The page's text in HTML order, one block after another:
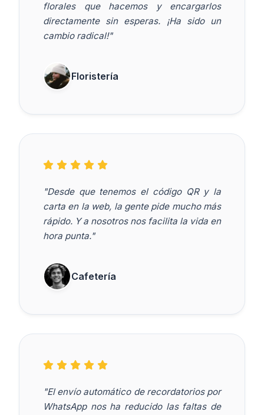
florales que hacemos y encargarlos
directamente sin esperas. ¡Ha sido un
cambio radical!"
Floristería
"Desde que tenemos el código QR y la
carta en la web, la gente pide mucho más
rápido. Y a nosotros nos facilita la vida en
hora punta."
Cafetería
"El envío automático de recordatorios por
WhatsApp nos ha reducido las faltas de